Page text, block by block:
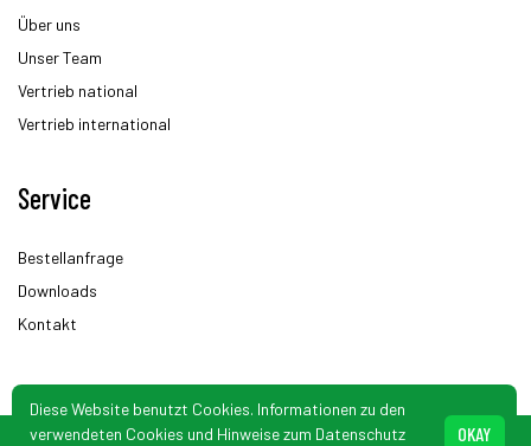
Diese Website benutzt Cookies. Informationen zu den
verwendeten Cookies und Hinweise zum Datenschutz
OKAY
Über uns
Unser Team
Vertrieb national
Vertrieb international
Service
Bestellanfrage
Downloads
Kontakt
© Schönbuch Sensor. Änderungen vorbehalten.